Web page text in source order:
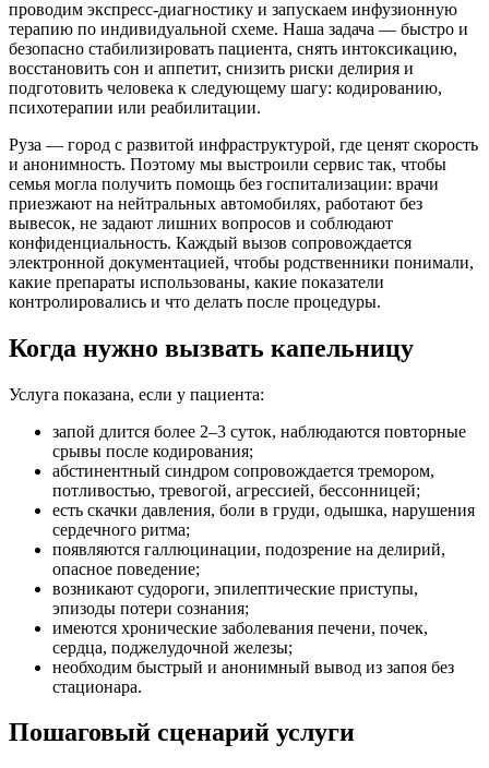
проводим экспресс-диагностику и запускаем инфузионную
терапию по индивидуальной схеме. Наша задача — быстро и
безопасно стабилизировать пациента, снять интоксикацию,
восстановить сон и аппетит, снизить риски делирия и
подготовить человека к следующему шагу: кодированию,
психотерапии или реабилитации.
Руза — город с развитой инфраструктурой, где ценят скорость
и анонимность. Поэтому мы выстроили сервис так, чтобы
семья могла получить помощь без госпитализации: врачи
приезжают на нейтральных автомобилях, работают без
вывесок, не задают лишних вопросов и соблюдают
конфиденциальность. Каждый вызов сопровождается
электронной документацией, чтобы родственники понимали,
какие препараты использованы, какие показатели
контролировались и что делать после процедуры.
Когда нужно вызвать капельницу
Услуга показана, если у пациента:
запой длится более 2–3 суток, наблюдаются повторные
срывы после кодирования;
абстинентный синдром сопровождается тремором,
потливостью, тревогой, агрессией, бессонницей;
есть скачки давления, боли в груди, одышка, нарушения
сердечного ритма;
появляются галлюцинации, подозрение на делирий,
опасное поведение;
возникают судороги, эпилептические приступы,
эпизоды потери сознания;
имеются хронические заболевания печени, почек,
сердца, поджелудочной железы;
необходим быстрый и анонимный вывод из запоя без
стационара.
Пошаговый сценарий услуги